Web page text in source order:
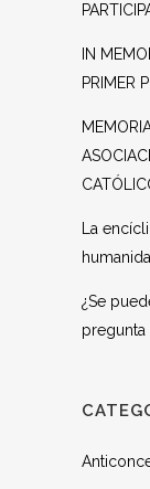
IN
PRIMER
La
¿Se